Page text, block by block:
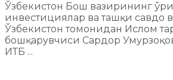
Ўзбекистон Бош вазирининг
инвестициялар ва ташқи савдо
Ўзбекистон томонидан Ислом
бошқарувчиси Сардор
ИТБ ...